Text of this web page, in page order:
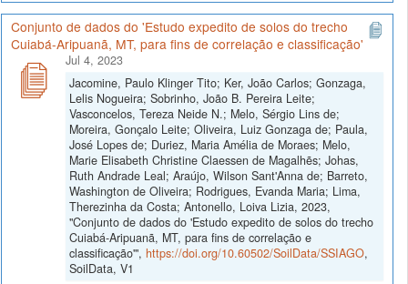
Conjunto de dados do 'Estudo expedito de solos do trecho
Cuiabá-Aripuanã, MT, para fins de correlação e classificação'
Jul 4, 2023
Jacomine, Paulo Klinger Tito; Ker, João Carlos; Gonzaga,
Lelis Nogueira; Sobrinho, João B. Pereira Leite;
Vasconcelos, Tereza Neide N.; Melo, Sérgio Lins de;
Moreira, Gonçalo Leite; Oliveira, Luiz Gonzaga de; Paula,
José Lopes de; Duriez, Maria Amélia de Moraes; Melo,
Marie Elisabeth Christine Claessen de Magalhẽs; Johas,
Ruth Andrade Leal; Araújo, Wilson Sant'Anna de; Barreto,
Washington de Oliveira; Rodrigues, Evanda Maria; Lima,
Therezinha da Costa; Antonello, Loiva Lizia, 2023,
"Conjunto de dados do 'Estudo expedito de solos do trecho
Cuiabá-Aripuanã, MT, para fins de correlação e
classificação'", https://doi.org/10.60502/SoilData/SSIAGO,
SoilData, V1